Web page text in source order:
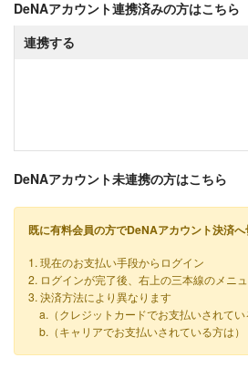
DeNAアカウント連携済みの方はこちら
連携する
DeNAアカウント未連携の方はこちら
既に有料会員の方でDeNAアカウント決済
1. 現在のお支払い手段からログイン
2. ログインが完了後、右上の三本線のメニ
3. 決済方法により異なります
a.（クレジットカードでお支払いされて
b.（キャリアでお支払いされている方は